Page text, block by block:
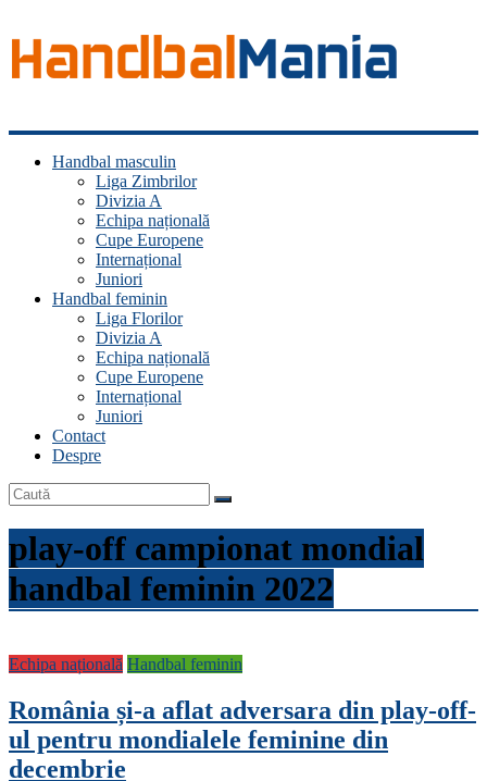
Handbal
ManiaHandbal masculin
Liga Zimbrilor
Divizia A
Echipa națională
Cupe Europene
Internațional
Juniori
Handbal feminin
Liga Florilor
Divizia A
Echipa națională
Cupe Europene
Internațional
Juniori
Contact
Despre
play-off campionat mondial
handbal feminin 2022
Echipa națională Handbal feminin
România și-a aflat adversara din play-off-
ul pentru mondialele feminine din
decembrie